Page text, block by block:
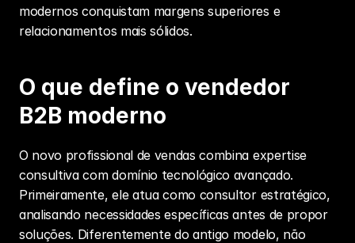
modernos conquistam margens superiores e
relacionamentos mais sólidos.
O que define o vendedor
B2B moderno
O novo profissional de vendas combina expertise
consultiva com domínio tecnológico avançado.
Primeiramente, ele atua como consultor estratégico,
analisando necessidades específicas antes de propor
soluções. Diferentemente do antigo modelo, não